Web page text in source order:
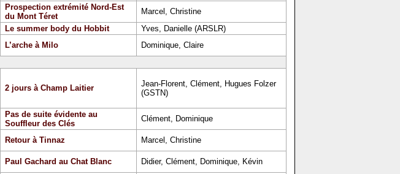
Prospection extrémité Nord-Est
du Mont Téret
Marcel, Christine
Le summer body du Hobbit
Yves, Danielle (ARSLR)
L’arche à Milo
Dominique, Claire
2 jours à Champ Laitier
Jean-Florent, Clément, Hugues Folzer
(GSTN)
Pas de suite évidente au
Souffleur des Clés
Clément, Dominique
Retour à Tinnaz
Marcel, Christine
Paul Gachard au Chat Blanc Didier, Clément, Dominique, Kévin